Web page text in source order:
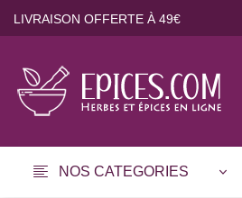
LIVRAISON OFFERTE À 49€
NOS CATEGORIES